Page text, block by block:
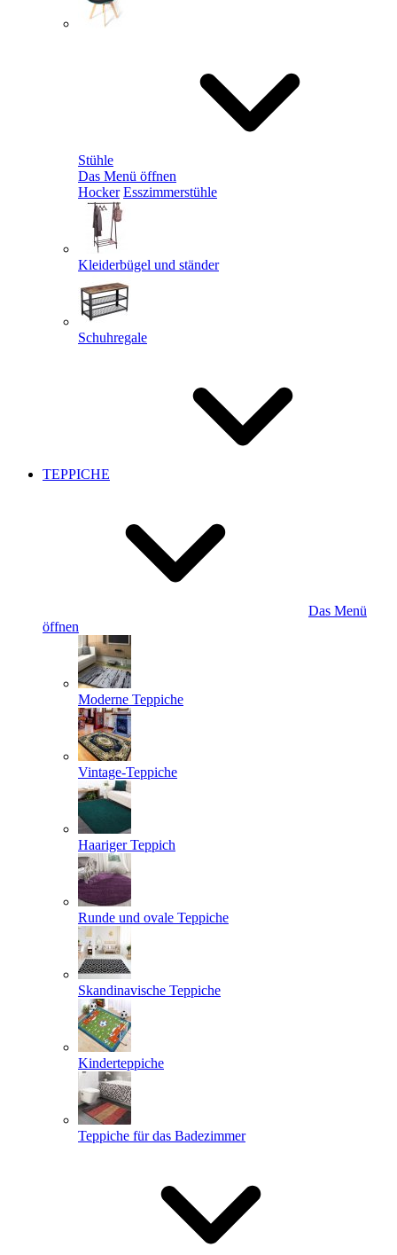
Stühle
Das Menü öffnen
Hocker Esszimmerstühle
Kleiderbügel und ständer
Schuhregale
TEPPICHE
Das Menü
öffnen
Moderne Teppiche
Vintage-Teppiche
Haariger Teppich
Runde und ovale Teppiche
Skandinavische Teppiche
Kinderteppiche
Teppiche für das Badezimmer